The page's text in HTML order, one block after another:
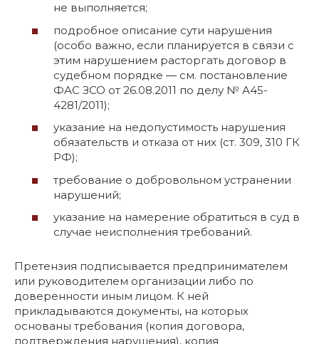
не выполняется;
подробное описание сути нарушения
(особо важно, если планируется в связи с
этим нарушением расторгать договор в
судебном порядке ― см. постановление
ФАС ЗСО от 26.08.2011 по делу № А45-
4281/2011);
указание на недопустимость нарушения
обязательств и отказа от них (ст. 309, 310 ГК
РФ);
требование о добровольном устранении
нарушений;
указание на намерение обратиться в суд в
случае неисполнения требований.
Претензия подписывается предпринимателем
или руководителем организации либо по
доверенности иным лицом. К ней
прикладываются документы, на которых
основаны требования (копия договора,
подтверждения нарушения), копия